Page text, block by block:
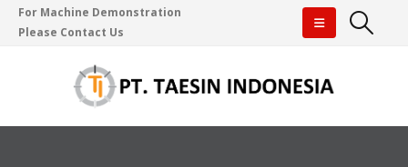
For Machine Demonstration
Please Contact Us